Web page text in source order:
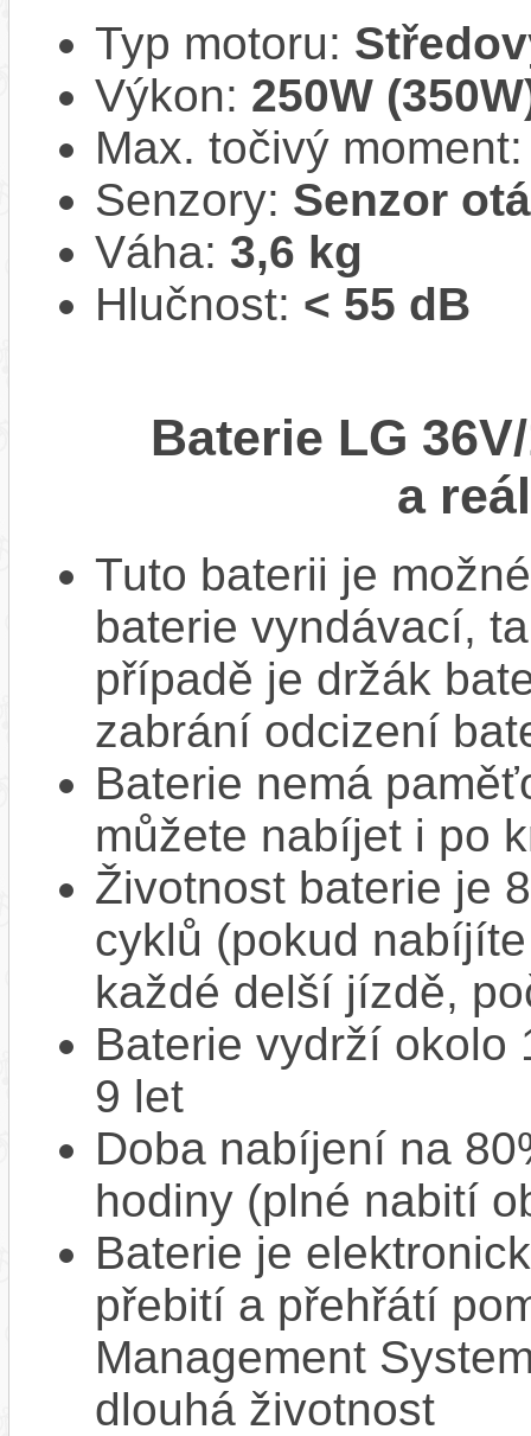
Typ motoru:
Výkon: 250W
Max. točivý
Senzory: Senzor
Váha: 3,6 kg
Hlučnost: < 55 dB
Baterie LG
a
Tuto baterii je
baterie vyndávací,
případě je držák
zabrání odcizení
Baterie nemá
můžete nabíjet i po
Životnost baterie je
cyklů (pokud
každé delší jízdě,
Baterie vydrží okolo
9 let
Doba nabíjení na
hodiny (plné nabití
Baterie je
přebití a přehřátí
Management
dlouhá životnost